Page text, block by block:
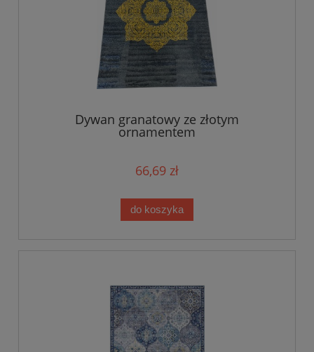
Dywan granatowy ze złotym
ornamentem
66,69 zł
do koszyka